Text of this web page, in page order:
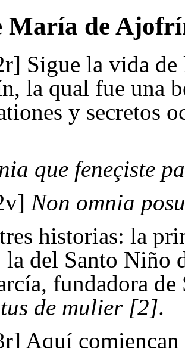
María de
Sigue la vida
la qual fue una
y secretos
que feneçiste
Non omnia
historias: la
la del Santo Niño
, fundadora
de mulier [2].
Aquí comiençan